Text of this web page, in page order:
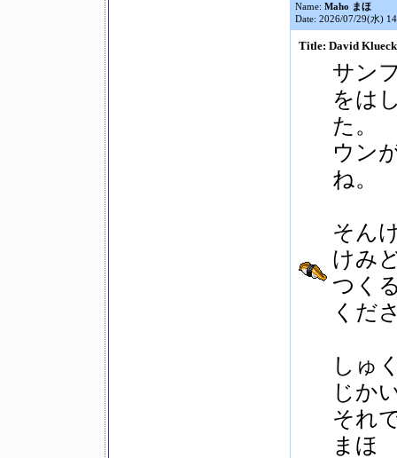
Name: Maho まほ
Date: 2026/07/29(水)
Title: David
サン
をは
た。
ウン
ね。
そん
けみ
つく
くだ
しゅ
じか
それ
まほ